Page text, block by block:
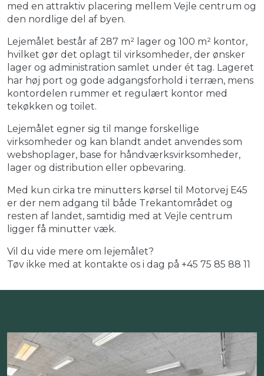
med en attraktiv placering mellem Vejle centrum og
den nordlige del af byen.
Lejemålet består af 287 m² lager og 100 m² kontor,
hvilket gør det oplagt til virksomheder, der ønsker
lager og administration samlet under ét tag. Lageret
har høj port og gode adgangsforhold i terræn, mens
kontordelen rummer et regulært kontor med
tekøkken og toilet.
Lejemålet egner sig til mange forskellige
virksomheder og kan blandt andet anvendes som
webshoplager, base for håndværksvirksomheder,
lager og distribution eller opbevaring.
Med kun cirka tre minutters kørsel til Motorvej E45
er der nem adgang til både Trekantområdet og
resten af landet, samtidig med at Vejle centrum
ligger få minutter væk.
Vil du vide mere om lejemålet?
Tøv ikke med at kontakte os i dag på +45 75 85 88 11